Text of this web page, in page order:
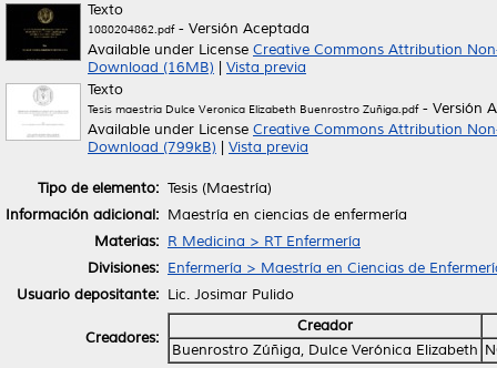
Texto
1080204862.pdf- Versión Aceptada
Available under License Creative Commons Attribution
Download (16MB)
Vista previa
Texto
Tesis maestría Dulce Veronica Elizabeth Buenrostro Zuñiga.pdf- Versión
Available under License Creative Commons Attribution
Download (799kB)
Vista previa
Tipo de elemento: Tesis (Maestría)
Información adicional: Maestría en ciencias de enfermería
Materias: R Medicina > RT Enfermería
Divisiones: Enfermería > Maestría en Ciencias de
Usuario depositante: Lic. Josimar Pulido
Creadores:
Creador
Buenrostro Zúñiga, Dulce Verónica Elizabeth